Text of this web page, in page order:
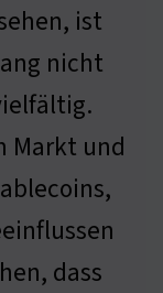
ist
nicht
Markt und
dass